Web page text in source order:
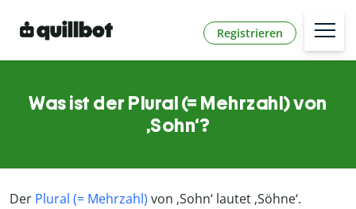
Registrieren
Was ist der Plural (= Mehrzahl) von
‚Sohn‘?
Der Plural (= Mehrzahl) von ‚Sohn‘ lautet ‚Söhne‘.